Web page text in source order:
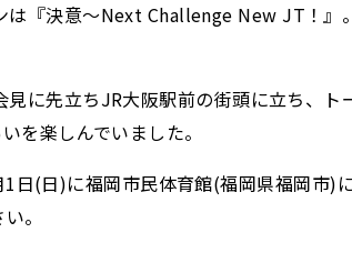
『決意～Next Challenge New JT！
に先立ちJR大阪駅前の街頭に立ち、
を楽しんでいました。
(日)に福岡市民体育館(福岡県福岡市)
。